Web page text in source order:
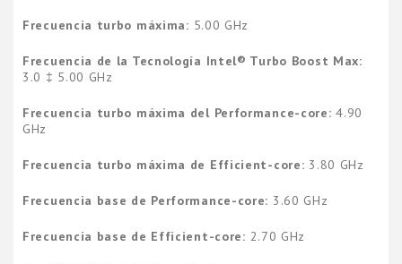
Frecuencia turbo máxima: 5.00 GHz
Frecuencia de la Tecnología Intel® Turbo Boost Max:
3.0 ‡ 5.00 GHz
Frecuencia turbo máxima del Performance-core: 4.90
GHz
Frecuencia turbo máxima de Efficient-core: 3.80 GHz
Frecuencia base de Performance-core: 3.60 GHz
Frecuencia base de Efficient-core: 2.70 GHz